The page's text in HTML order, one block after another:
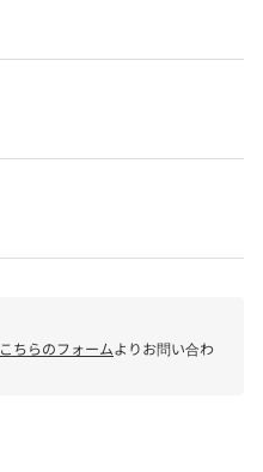
こちらのフォームよりお問い合わ